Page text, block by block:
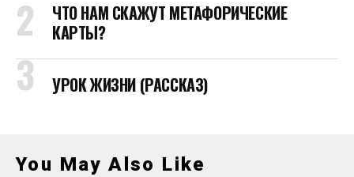
ЧТО НАМ СКАЖУТ МЕТАФОРИЧЕСКИЕ
КАРТЫ?
УРОК ЖИЗНИ (РАССКАЗ)
You May Also Like